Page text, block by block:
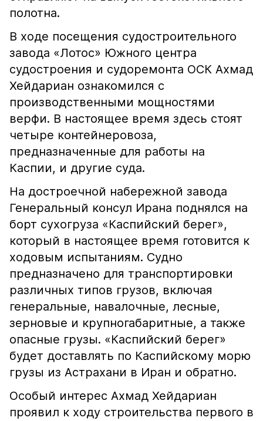
полотна.
В ходе посещения судостроительного
завода «Лотос» Южного центра
судостроения и судоремонта ОСК Ахмад
Хейдариан ознакомился с
производственными мощностями
верфи. В настоящее время здесь стоят
четыре контейнеровоза,
предназначенные для работы на
Каспии, и другие суда.
На достроечной набережной завода
Генеральный консул Ирана поднялся на
борт сухогруза «Каспийский берег»,
который в настоящее время готовится к
ходовым испытаниям. Судно
предназначено для транспортировки
различных типов грузов, включая
генеральные, навалочные, лесные,
зерновые и крупногабаритные, а также
опасные грузы. «Каспийский берег»
будет доставлять по Каспийскому морю
грузы из Астрахани в Иран и обратно.
Особый интерес Ахмад Хейдариан
проявил к ходу строительства первого в